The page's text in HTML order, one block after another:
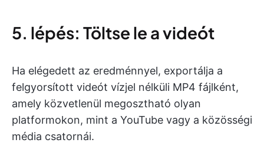
5. lépés: Töltse le a videót
Ha elégedett az eredménnyel, exportálja a
felgyorsított videót vízjel nélküli MP4 fájlként,
amely közvetlenül megosztható olyan
platformokon, mint a YouTube vagy a közösségi
média csatornái.